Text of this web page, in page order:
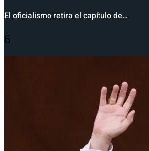
El oficialismo retira el capítulo de…
6